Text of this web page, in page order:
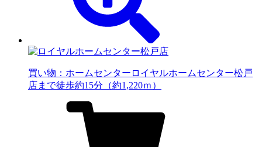
買い物：ホームセンター ロイヤルホームセンター松戸
店まで徒歩約15分（約1,220ｍ）